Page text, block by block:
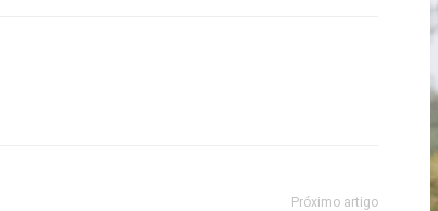
Próximo artigo